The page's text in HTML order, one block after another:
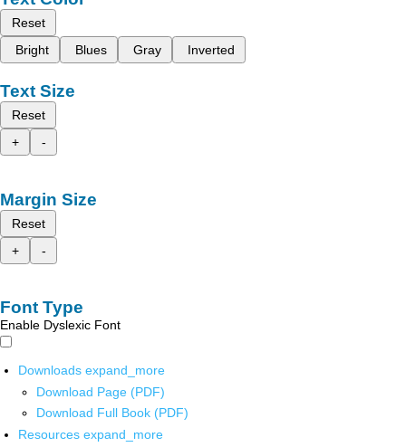
Reset
Bright
Blues Gray Inverted
Text Size
Reset
+
-
Margin Size
Reset
+
-
Font Type
Enable Dyslexic Font
Downloads expand_more
Download Page (PDF)
Download Full Book (PDF)
Resources expand_more